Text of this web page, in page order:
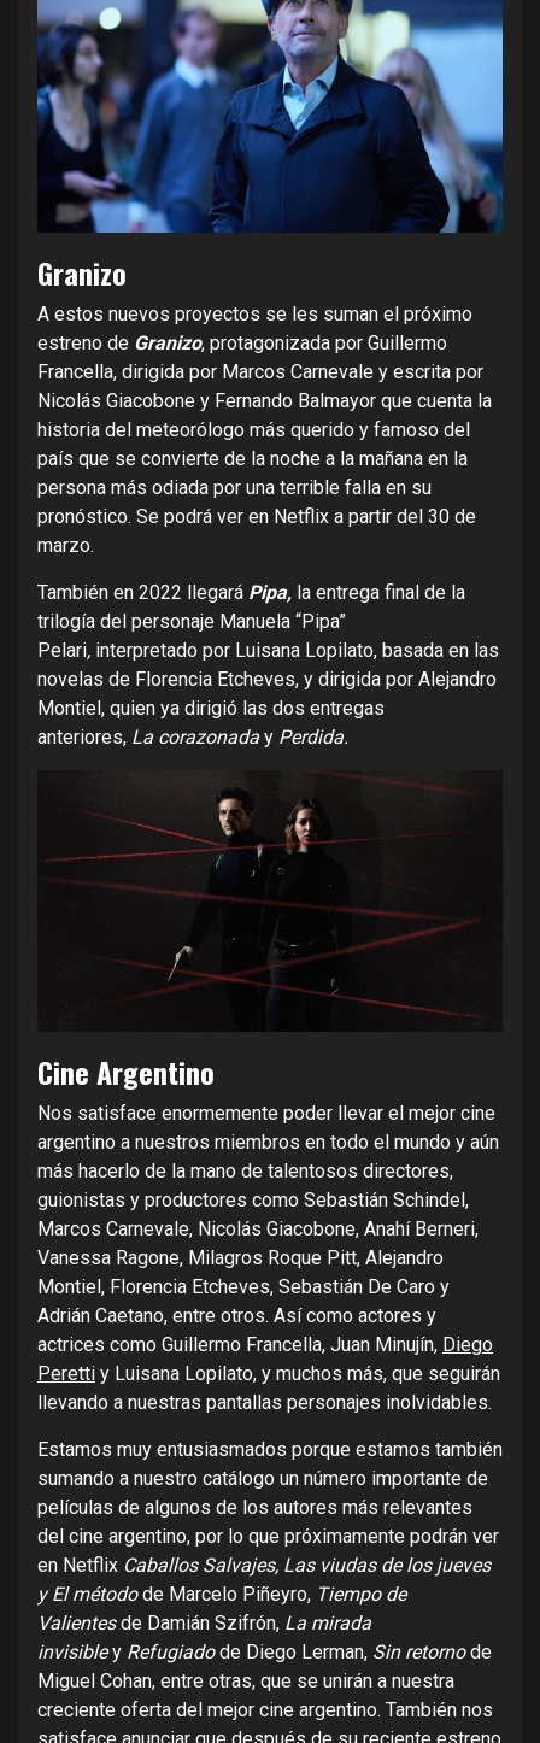
Granizo
A estos nuevos proyectos se les suman el próximo
estreno de Granizo, protagonizada por Guillermo
Francella, dirigida por Marcos Carnevale y escrita por
Nicolás Giacobone y Fernando Balmayor que cuenta la
historia del meteorólogo más querido y famoso del
país que se convierte de la noche a la mañana en la
persona más odiada por una terrible falla en su
pronóstico. Se podrá ver en Netflix a partir del 30 de
marzo.
También en 2022 llegará Pipa, la entrega final de la
trilogía del personaje Manuela “Pipa”
Pelari, interpretado por Luisana Lopilato, basada en las
novelas de Florencia Etcheves, y dirigida por Alejandro
Montiel, quien ya dirigió las dos entregas
anteriores, La corazonada y Perdida.
Cine Argentino
Nos satisface enormemente poder llevar el mejor cine
argentino a nuestros miembros en todo el mundo y aún
más hacerlo de la mano de talentosos directores,
guionistas y productores como Sebastián Schindel,
Marcos Carnevale, Nicolás Giacobone, Anahí Berneri,
Vanessa Ragone, Milagros Roque Pitt, Alejandro
Montiel, Florencia Etcheves, Sebastián De Caro y
Adrián Caetano, entre otros. Así como actores y
actrices como Guillermo Francella, Juan Minujín, Diego
Peretti y Luisana Lopilato, y muchos más, que seguirán
llevando a nuestras pantallas personajes inolvidables.
Estamos muy entusiasmados porque estamos también
sumando a nuestro catálogo un número importante de
películas de algunos de los autores más relevantes
del cine argentino, por lo que próximamente podrán ver
en Netflix Caballos Salvajes, Las viudas de los jueves
y El métodode Marcelo Piñeyro, Tiempo de
Valientesde Damián Szifrón, La mirada
invisibley Refugiadode Diego Lerman, Sin retornode
Miguel Cohan, entre otras, que se unirán a nuestra
creciente oferta del mejor cine argentino. También nos